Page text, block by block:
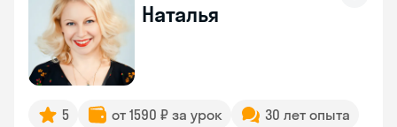
Наталья
5 от 1590 ₽ за урок 30 лет опыта